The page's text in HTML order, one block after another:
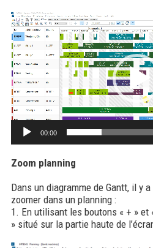
Lecteur
vidéo
00:00
Zoom planning
Dans un diagramme de Gantt, il y
zoomer dans un planning :
1. En utilisant les boutons « + » et
» situé sur la partie haute de